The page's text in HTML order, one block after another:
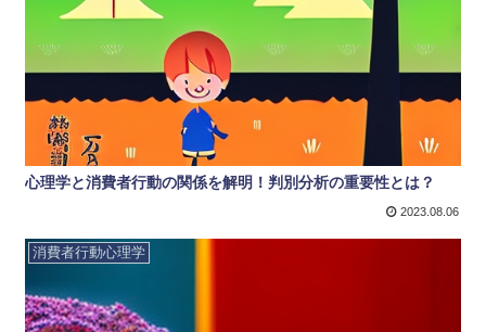
心理学と消費者行動の関係を解明！判別分析の重要性とは？
2023.08.06
消費者行動心理学